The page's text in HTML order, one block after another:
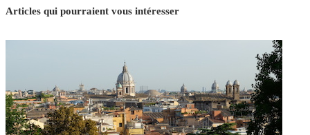
Articles qui pourraient vous intéresser